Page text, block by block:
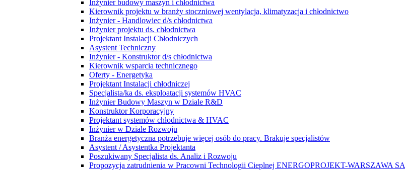
Inżynier budowy maszyn i chłodnictwa
Kierownik projektu w branży stoczniowej wentylacja, klimatyzacja i chłodnictwo
Inżynier - Handlowiec d/s chłodnictwa
Inżynier projektu ds. chłodnictwa
Projektant Instalacji Chłodniczych
Asystent Techniczny
Inżynier - Konstruktor d/s chłodnictwa
Kierownik wsparcia technicznego
Oferty - Energetyka
Projektant Instalacji chłodniczej
Specjalista/ka ds. eksploatacji systemów HVAC
Inżynier Budowy Maszyn w Dziale R&D
Konstruktor Korporacyjny
Projektant systemów chłodnictwa & HVAC
Inżynier w Dziale Rozwoju
Branża energetyczna potrzebuje więcej osób do pracy. Brakuje specjalistów
Asystent / Asystentka Projektanta
Poszukiwany Specjalista ds. Analiz i Rozwoju
Propozycja zatrudnienia w Pracowni Technologii Cieplnej ENERGOPROJEKT-WARSZAWA SA